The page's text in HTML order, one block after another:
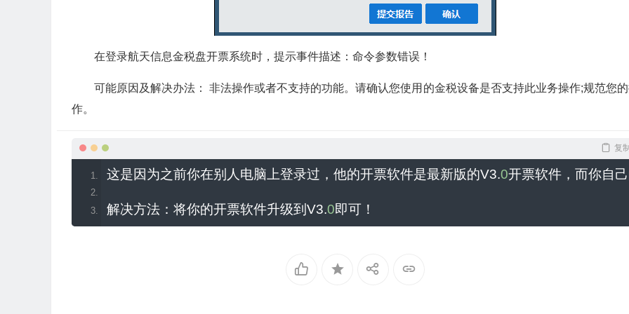
在登录航天信息金税盘开票系统时，提示事件描述：命令参数错误！
可能原因及解决办法：
非法操作或者不支持的功能。请确认您使用的金税设备是否支持此业务操作;规范您
作。
复制
这是因为之前你在别人电脑上登录过，他的开票软件是最新版的V3.0开票软件，而你自
解决方法：将你的开票软件升级到 V3.0即可！